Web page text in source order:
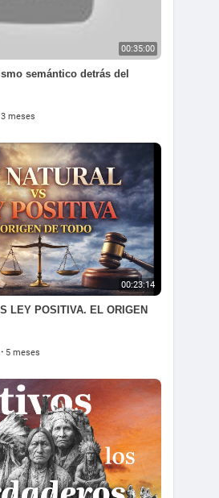
Historia
00:35:00
semántico detrás del
3 meses
00:23:14
LEY POSITIVA. EL ORIGEN
· 5 meses